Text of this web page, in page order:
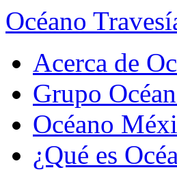
Océano
Acerca de
Grupo
Océano
¿Qué es